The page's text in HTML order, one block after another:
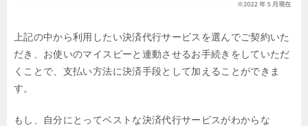
上記の中から利用したい決済代行サービスを選んでご契約いた
だき、お使いのマイスピーと連動させるお手続きをしていただ
くことで、支払い方法に決済手段として加えることができま
す。
もし、自分にとってベストな決済代行サービスがわからな